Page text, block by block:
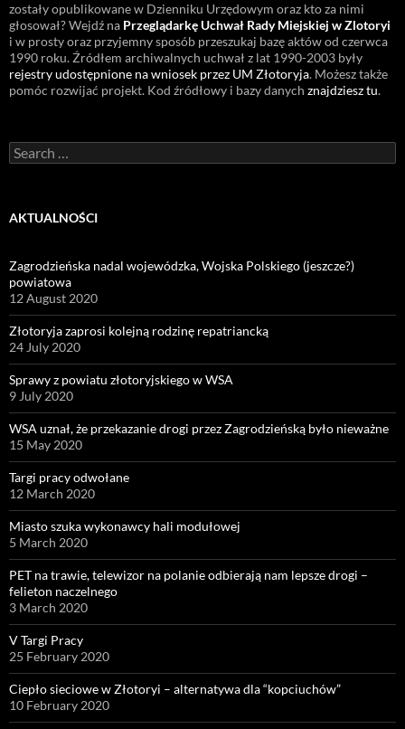
zostały opublikowane w Dzienniku Urzędowym oraz kto za nimi
głosował? Wejdź na Przeglądarkę Uchwał Rady Miejskiej w Zlotoryi
i w prosty oraz przyjemny sposób przeszukaj bazę aktów od czerwca
1990 roku. Źródłem archiwalnych uchwał z lat 1990-2003 były
rejestry udostępnione na wniosek przez UM Złotoryja. Możesz także
pomóc rozwijać projekt. Kod źródłowy i bazy danych znajdziesz tu.
Search
for:
AKTUALNOŚCI
Zagrodzieńska nadal wojewódzka, Wojska Polskiego (jeszcze?)
powiatowa
12 August 2020
Złotoryja zaprosi kolejną rodzinę repatriancką
24 July 2020
Sprawy z powiatu złotoryjskiego w WSA
9 July 2020
WSA uznał, że przekazanie drogi przez Zagrodzieńską było nieważne
15 May 2020
Targi pracy odwołane
12 March 2020
Miasto szuka wykonawcy hali modułowej
5 March 2020
PET na trawie, telewizor na polanie odbierają nam lepsze drogi –
felieton naczelnego
3 March 2020
V Targi Pracy
25 February 2020
Ciepło sieciowe w Złotoryi – alternatywa dla “kopciuchów”
10 February 2020